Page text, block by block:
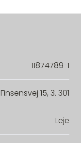
11874789-1
Finsensvej 15, 3. 301
Leje